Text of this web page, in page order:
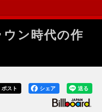
ン時代の作
送る
シェア
ポスト